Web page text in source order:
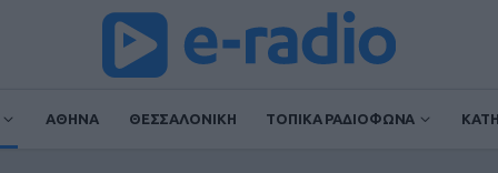
ΑΘΗΝΑ ΘΕΣΣΑΛΟΝΙΚΗ ΤΟΠΙΚΑ ΡΑΔΙΟΦΩΝΑ